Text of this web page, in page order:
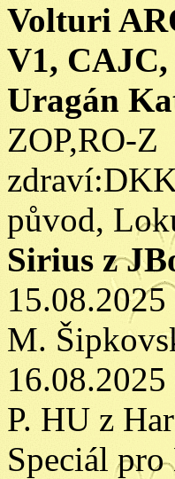
Volturi
V1,
Uragán
ZOP,RO-Z
původ,
Sirius z
M.
P. HU z
Speciál